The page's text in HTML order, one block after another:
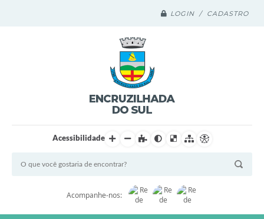
LOGIN / CADASTRO
Acessibilidade
Acompanhe-nos: